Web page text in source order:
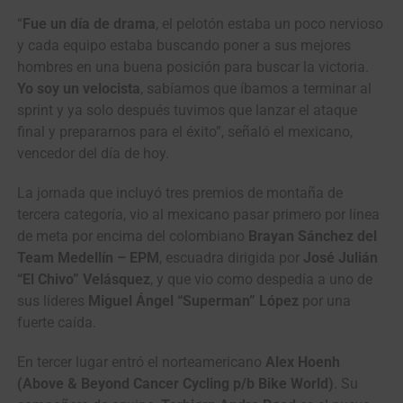
“Fue un día de drama, el pelotón estaba un poco nervioso
y cada equipo estaba buscando poner a sus mejores
hombres en una buena posición para buscar la victoria.
Yo soy un velocista, sabíamos que íbamos a terminar al
sprint y ya solo después tuvimos que lanzar el ataque
final y prepararnos para el éxito”, señaló el mexicano,
vencedor del día de hoy.
La jornada que incluyó tres premios de montaña de
tercera categoría, vio al mexicano pasar primero por línea
de meta por encima del colombiano Brayan Sánchez del
Team Medellín – EPM, escuadra dirigida por José Julián
“El Chivo” Velásquez, y que vio como despedía a uno de
sus líderes Miguel Ángel “Superman” López por una
fuerte caída.
En tercer lugar entró el norteamericano Alex Hoenh
(Above & Beyond Cancer Cycling p/b Bike World) . Su